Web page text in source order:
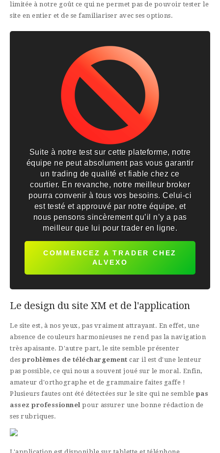
limitée à notre goût ce qui ne permet pas de pouvoir tester le
site en entier et de se familiariser avec ses options.
Suite à notre test sur cette plateforme, notre
équipe ne peut absolument pas vous garantir
un trading de qualité et fiable chez ce
courtier. En revanche, notre meilleur broker
pourra convenir à tous vos besoins. Celui-ci
est testé et approuvé par notre équipe, et
nous pensons sincèrement qu’il n’y a pas
meilleur que lui pour trader en ligne.
COMMENCEZ A TRADER CHEZ
ALVEXO
Le design du site XM et de l'application
Le site est, à nos yeux, pas vraiment attrayant. En effet, une
absence de couleurs harmonieuses ne rend pas la navigation
très apaisante. D'autre part, le site semble présenter
des problèmes de téléchargement car il est d'une lenteur
pas possible, ce qui nous a souvent joué sur le moral. Enfin,
amateur d'orthographe et de grammaire faites gaffe !
Plusieurs fautes ont été détectées sur le site qui ne semble pas
assez professionnel pour assurer une bonne rédaction de
ses rubriques.